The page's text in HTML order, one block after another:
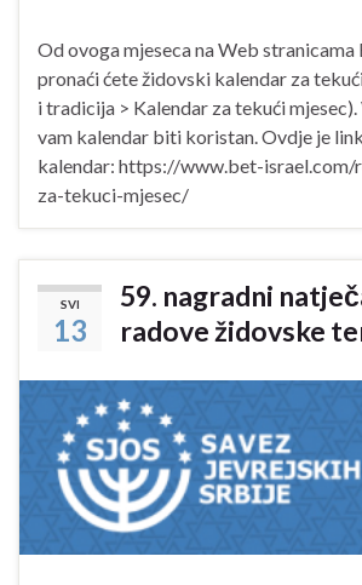
Od ovoga mjeseca na Web stranicama
pronaći ćete židovski kalendar za
i tradicija > Kalendar za tekući
vam kalendar biti koristan. Ovdje je
kalendar: https://www.bet-
za-tekuci-mjesec/
SVI
13
59. nagradni
radove židovske